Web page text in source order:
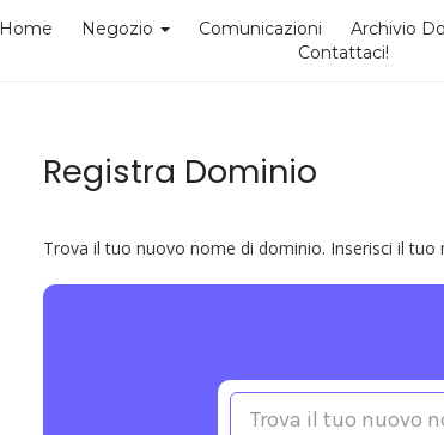
Home Negozio Comunicazioni Archivio
Contattaci!
Registra Dominio
Trova il tuo nuovo nome di dominio. Inserisci il